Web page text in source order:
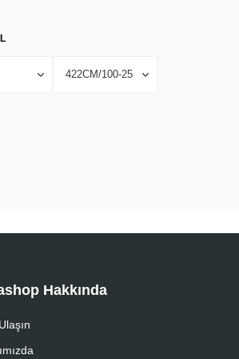
Hakkında